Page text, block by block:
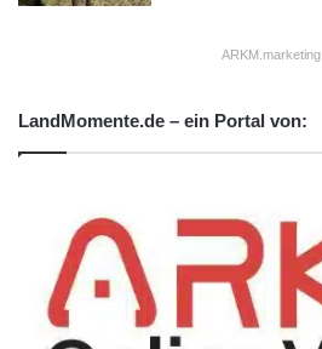
ARKM.marketing
LandMomente.de – ein Portal von: